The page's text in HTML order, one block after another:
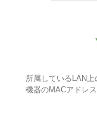
所属しているLAN上
機器のMACアドレ